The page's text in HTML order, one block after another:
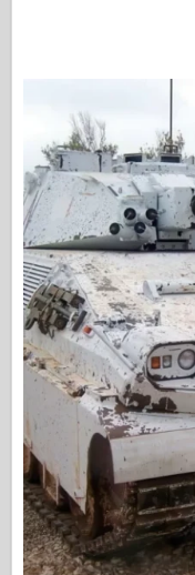
Ace Mallit
AFV-klubi
Airfix-korjaus
Ilmavoimat
AZ-malli
Musta koira
Bronco
Kyberharrastus
Dnepromodel
Dragon
Eduard